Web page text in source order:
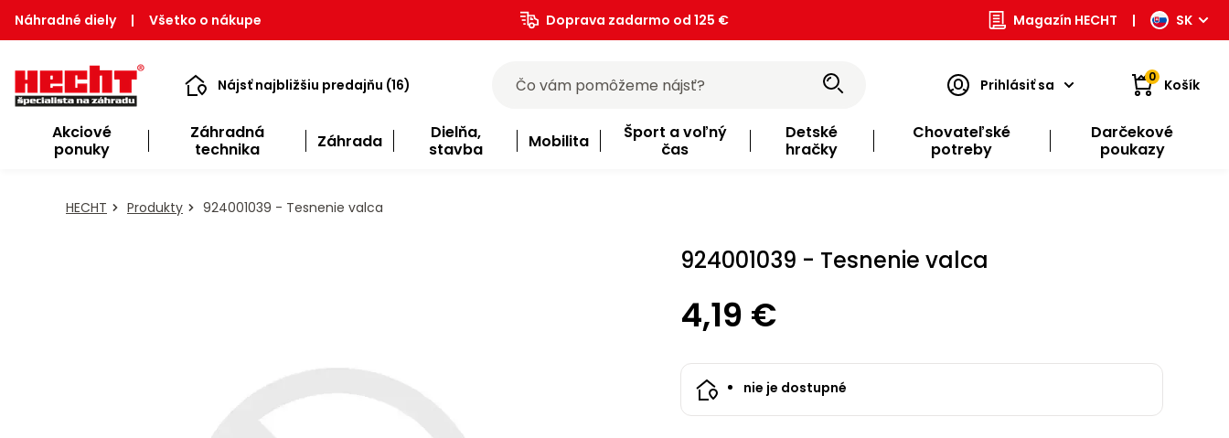
Náhradné diely | Všetko o nákupe Doprava zadarmo od 125 € Magazín HECHT | SK
Nájsť najbližšiu predajňu (16) Prihlásiť sa 0 Košík
Akciové
ponuky
Záhradná
technika
Záhrada
Dielňa,
stavba
Mobilita
Šport a voľný
čas
Detské
hračky
Chovateľské
potreby
Darčekové
poukazy
HECHT Produkty 924001039 - Tesnenie valca
924001039 - Tesnenie valca
4,19 €
nie je dostupné